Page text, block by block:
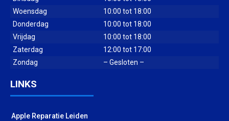
Woensdag
10:00 tot 18:00
Donderdag
10:00 tot 18:00
Vrijdag
10:00 tot 18:00
Zaterdag
12:00 tot 17:00
Zondag
– Gesloten –
LINKS
Apple Reparatie Leiden